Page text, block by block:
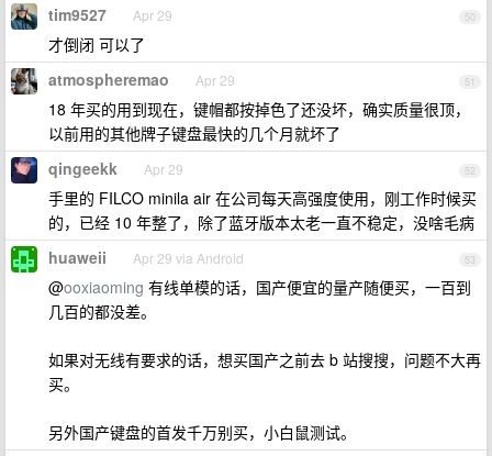
50
tim9527 Apr 29
才倒闭 可以了
51
atmospheremao Apr 29
18 年买的用到现在，键帽都按掉色了还没坏，确实质量很顶，
以前用的其他牌子键盘最快的几个月就坏了
52
qingeekk Apr 29
手里的 FILCO minila air 在公司每天高强度使用，刚工作时候买
的，已经 10 年整了，除了蓝牙版本太老一直不稳定，没啥毛病
53
huaweii Apr 29 via Android
@ooxiaoming 有线单模的话，国产便宜的量产随便买，一百到
几百的都没差。
如果对无线有要求的话，想买国产之前去 b 站搜搜，问题不大再
买。
另外国产键盘的首发千万别买，小白鼠测试。